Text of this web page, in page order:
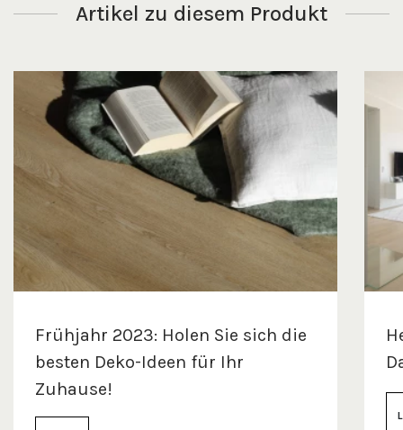
Artikel zu diesem Produkt
Frühjahr 2023: Holen Sie sich die
besten Deko-Ideen für Ihr
Zuhause!